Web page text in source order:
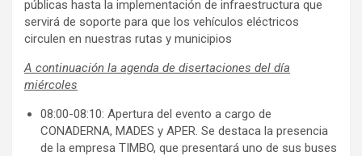
públicas hasta la implementación de infraestructura que
servirá de soporte para que los vehículos eléctricos
circulen en nuestras rutas y municipios
A continuación la agenda de disertaciones del día
miércoles
08:00-08:10: Apertura del evento a cargo de
CONADERNA, MADES y APER. Se destaca la presencia
de la empresa TIMBO, que presentará uno de sus buses